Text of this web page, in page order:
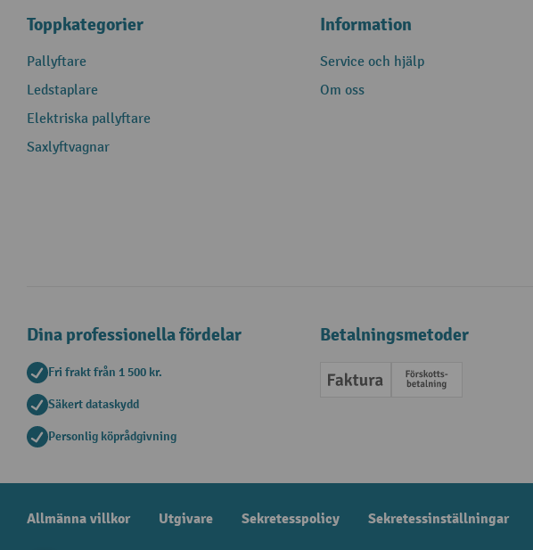
Toppkategorier
Pallyftare
Ledstaplare
Elektriska pallyftare
Saxlyftvagnar
Information
Service och hjälp
Om oss
Dina professionella fördelar
Fri frakt från 1 500 kr.
Säkert dataskydd
Personlig köprådgivning
Betalningsmetoder
Faktura Förskottsbetalning
Allmänna villkor Utgivare Sekretesspolicy Sekretessinställningar